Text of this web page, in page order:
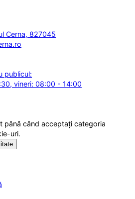
Cerna, 827045
publicul:
vineri: 08:00 - 14:00
până când acceptați categoria
uri.